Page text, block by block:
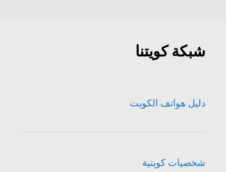
شبكة كويتنا
دليل هواتف الكويت
شخصيات كويتية